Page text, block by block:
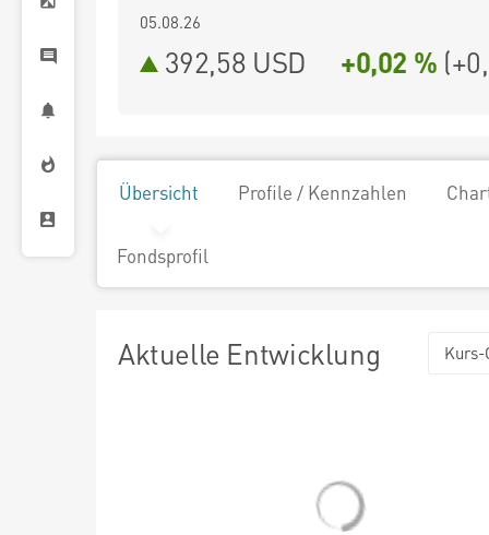
05.08.26
392,58 USD +0,02 % (
Übersicht Profile / Kennzahlen
Fondsprofil
Aktuelle Entwicklung Kurs-